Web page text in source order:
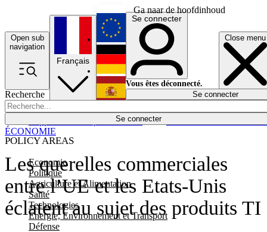
Ga naar de hoofdinhoud
Open sub
navigation
Close menu
Recherche
Se connecter
POLICY AREAS
Economie
Politique
Agriculture et Alimentation
Santé
Technologies
Energie, Environnement et Transport
Défense
Économie
Français
English
Deutsch
Español
Se connecter
Vous êtes déconnecté.
Se connecter
Les querelles commerciales
entre l’UE et les Etats-Unis
éclatent au sujet des produits TI
ÉCONOMIE